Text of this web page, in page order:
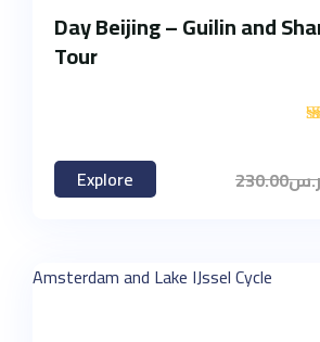
9-Day Beijing – Guilin and
Tour
'
ر.س230.00
Explore